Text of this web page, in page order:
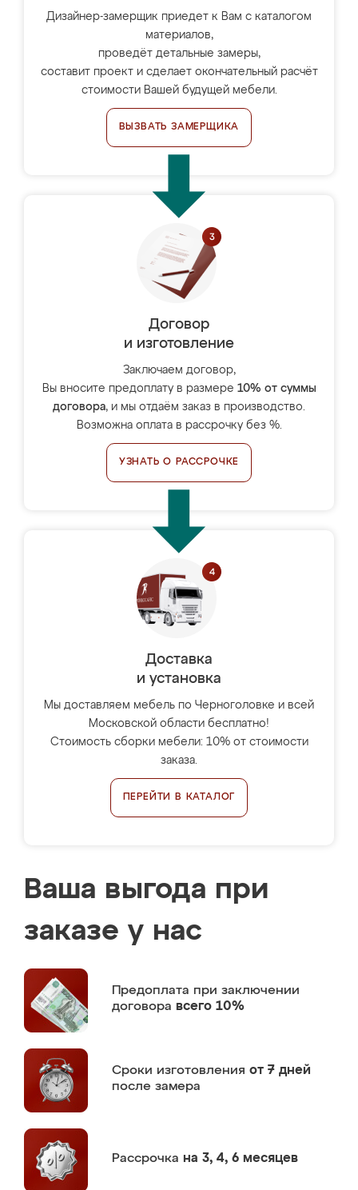
Дизайнер-замерщик приедет к Вам с каталогом
материалов,
проведёт детальные замеры,
составит проект и сделает окончательный расчёт
стоимости Вашей будущей мебели.
ВЫЗВАТЬ ЗАМЕРЩИКА
Договор
и изготовление
Заключаем договор,
Вы вносите предоплату в размере 10% от суммы
договора, и мы отдаём заказ в производство.
Возможна оплата в рассрочку без %.
УЗНАТЬ О РАССРОЧКЕ
Доставка
и установка
Мы доставляем мебель по Черноголовке и всей
Московской области бесплатно!
Стоимость сборки мебели: 10% от стоимости
заказа.
ПЕРЕЙТИ В КАТАЛОГ
Ваша выгода при
заказе у нас
Предоплата при заключении
договора всего 10%
Сроки изготовления от 7 дней
после замера
Рассрочка на 3, 4, 6 месяцев